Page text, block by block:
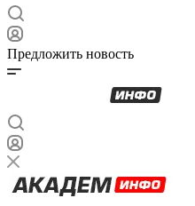
Предложить новость